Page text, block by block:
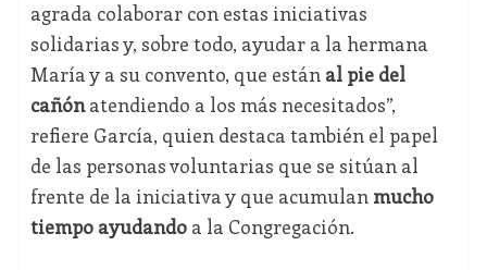
agrada colaborar con estas iniciativas
solidarias y, sobre todo, ayudar a la hermana
María y a su convento, que están al pie del
cañónatendiendo a los más necesitados”,
refiere García, quien destaca también el papel
de las personas voluntarias que se sitúan al
frente de la iniciativa y que acumulan mucho
tiempo ayudandoa la Congregación.